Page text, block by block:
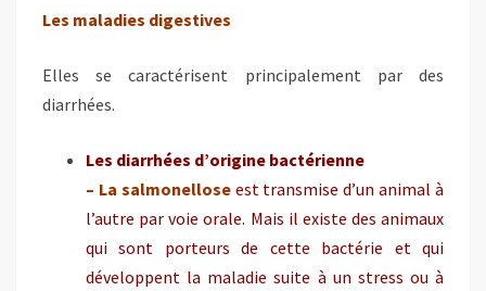
Les maladies digestives
Elles se caractérisent principalement par des
diarrhées.
Les diarrhées d’origine bactérienne
– La salmonelloseest transmise d’un animal à
l’autre par voie orale. Mais il existe des animaux
qui sont porteurs de cette bactérie et qui
développent la maladie suite à un stress ou à